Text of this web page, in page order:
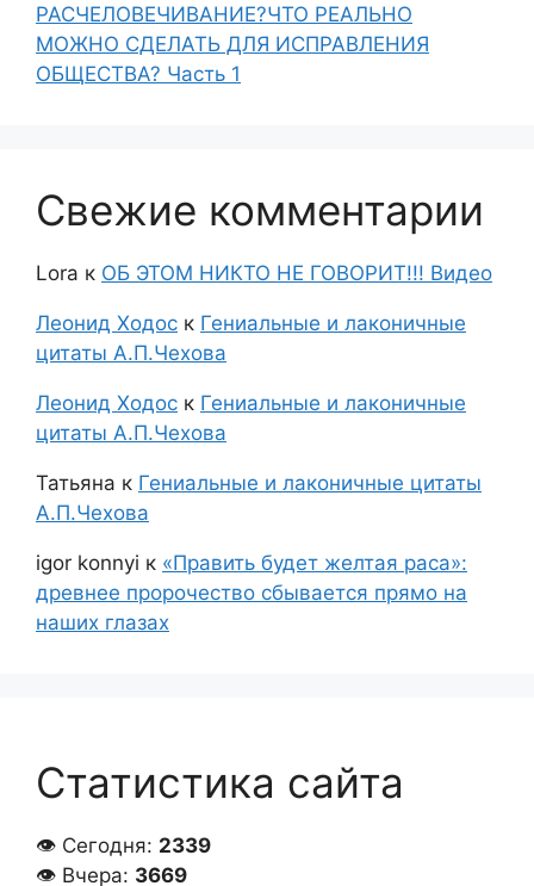
РАСЧЕЛОВЕЧИВАНИЕ?ЧТО РЕАЛЬНО
МОЖНО СДЕЛАТЬ ДЛЯ ИСПРАВЛЕНИЯ
ОБЩЕСТВА? Часть 1
Свежие комментарии
Lora к ОБ ЭТОМ НИКТО НЕ ГОВОРИТ!!! Видео
Леонид Ходос к Гениальные и лаконичные
цитаты А.П.Чехова
Леонид Ходос к Гениальные и лаконичные
цитаты А.П.Чехова
Татьяна к Гениальные и лаконичные цитаты
А.П.Чехова
igor konnyi к «Править будет желтая раса»:
древнее пророчество сбывается прямо на
наших глазах
Статистика сайта
👁 Сегодня: 2339
👁 Вчера: 3669